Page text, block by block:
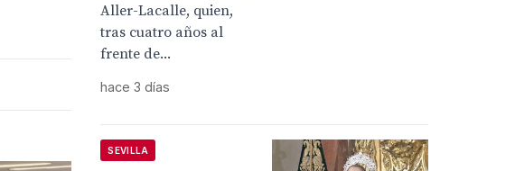
Aller-Lacalle, quien,
tras cuatro años al
frente de...
hace 3 días
SEVILLA